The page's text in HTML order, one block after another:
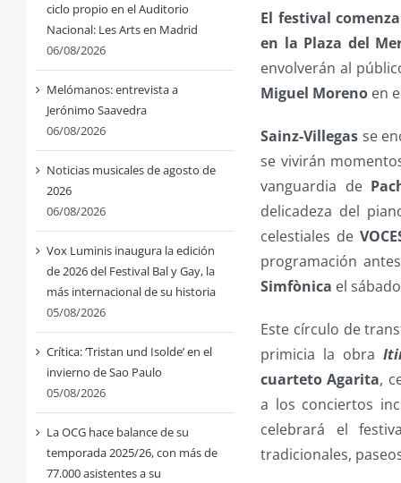
ciclo propio en el Auditorio
Nacional: Les Arts en Madrid
06/08/2026
Melómanos: entrevista a
Jerónimo Saavedra
06/08/2026
Noticias musicales de agosto de
2026
06/08/2026
Vox Luminis inaugura la edición
de 2026 del Festival Bal y Gay, la
más internacional de su historia
05/08/2026
Crítica: ‘Tristan und Isolde’ en el
invierno de Sao Paulo
05/08/2026
La OCG hace balance de su
temporada 2025/26, con más de
77.000 asistentes a su
El festival
en la Plaza del
envolverán al
Miguel Moreno en
Sainz-Villegas se
se vivirán
vanguardia de
delicadeza del
celestiales de
programación
Simfònica el
Este círculo de
primicia la obra
cuarteto Agarita,
a los conciertos
celebrará el
tradicionales,